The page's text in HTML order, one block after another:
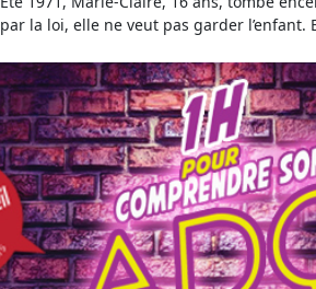
par la loi, elle ne veut pas garder l’enfant.